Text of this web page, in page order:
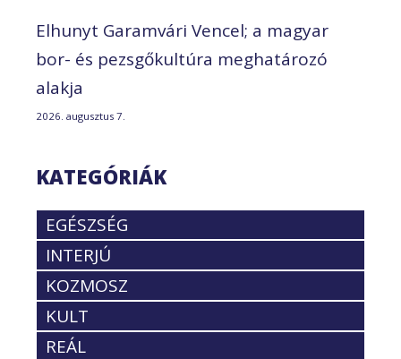
Elhunyt Garamvári Vencel; a magyar
bor- és pezsgőkultúra meghatározó
alakja
2026. augusztus 7.
KATEGÓRIÁK
EGÉSZSÉG
INTERJÚ
KOZMOSZ
KULT
REÁL